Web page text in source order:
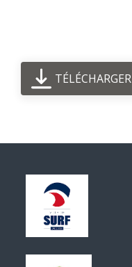
TÉLÉCHARGER